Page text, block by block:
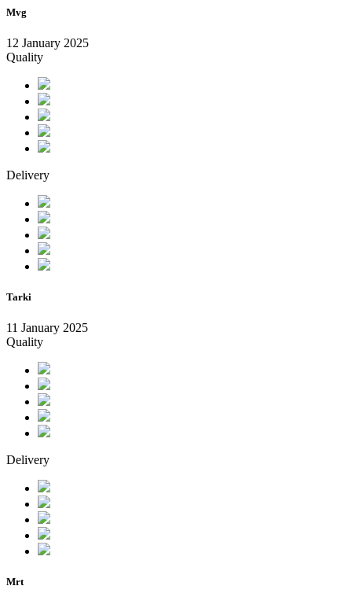
Mvg
12 January 2025
Quality
Delivery
Tarki
11 January 2025
Quality
Delivery
Mrt